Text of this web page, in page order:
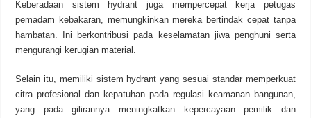
Keberadaan sistem hydrant juga mempercepat kerja petugas
pemadam kebakaran, memungkinkan mereka bertindak cepat tanpa
hambatan. Ini berkontribusi pada keselamatan jiwa penghuni serta
mengurangi kerugian material.
Selain itu, memiliki sistem hydrant yang sesuai standar memperkuat
citra profesional dan kepatuhan pada regulasi keamanan bangunan,
yang pada gilirannya meningkatkan kepercayaan pemilik dan